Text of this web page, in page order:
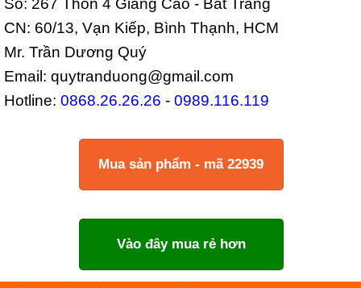
CN: 60/13, Vạn Kiếp, Bình Thạnh, HCM
Mr. Trần Dương Quý
Email: quytranduong@gmail.com
Hotline: 0868.26.26.26 - 0989.116.119
Mua sản phẩm - mã 22939
Vào đây mua rẻ hơn